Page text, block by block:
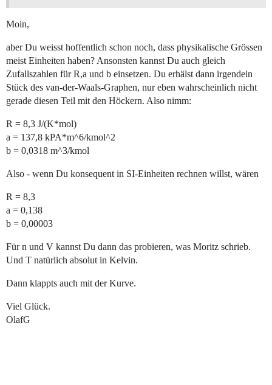
Moin,
aber Du weisst hoffentlich schon noch, dass physikalische Grössen
meist Einheiten haben? Ansonsten kannst Du auch gleich
Zufallszahlen für R,a und b einsetzen. Du erhälst dann irgendein
Stück des van-der-Waals-Graphen, nur eben wahrscheinlich nicht
gerade diesen Teil mit den Höckern. Also nimm:
R = 8,3 J/(K*mol)
a = 137,8 kPA*m^6/kmol^2
b = 0,0318 m^3/kmol
Also - wenn Du konsequent in SI-Einheiten rechnen willst, wären
R = 8,3
a = 0,138
b = 0,00003
Für n und V kannst Du dann das probieren, was Moritz schrieb.
Und T natürlich absolut in Kelvin.
Dann klappts auch mit der Kurve.
Viel Glück.
OlafG